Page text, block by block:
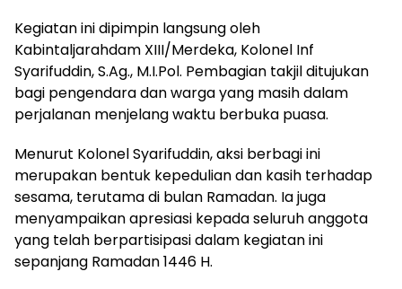
Kegiatan ini dipimpin langsung oleh
Kabintaljarahdam XIII/Merdeka, Kolonel Inf
Syarifuddin, S.Ag., M.I.Pol. Pembagian takjil ditujukan
bagi pengendara dan warga yang masih dalam
perjalanan menjelang waktu berbuka puasa.
Menurut Kolonel Syarifuddin, aksi berbagi ini
merupakan bentuk kepedulian dan kasih terhadap
sesama, terutama di bulan Ramadan. Ia juga
menyampaikan apresiasi kepada seluruh anggota
yang telah berpartisipasi dalam kegiatan ini
sepanjang Ramadan 1446 H.